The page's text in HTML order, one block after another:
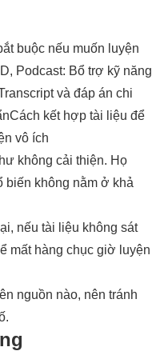
buộc nếu muốn luyện
Podcast: Bổ trợ kỹ năng
và đáp án chi
Cách kết hợp tài liệu để
vô ích
không cải thiện. Họ
biến không nằm ở khả
nếu tài liệu không sát
mất hàng chục giờ luyện
nguồn nào, nên tránh